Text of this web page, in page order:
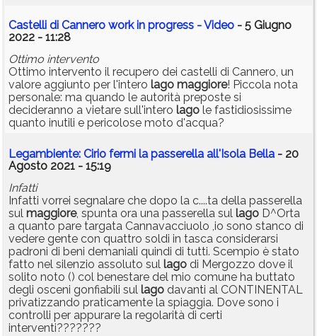
Castelli di Cannero work in progress - Video - 5 Giugno
2022 - 11:28
Ottimo intervento
Ottimo intervento il recupero dei castelli di Cannero, un
valore aggiunto per l'intero lago maggiore! Piccola nota
personale: ma quando le autorità preposte si
decideranno a vietare sull'intero lago le fastidiosissime
quanto inutili e pericolose moto d'acqua?
Legambiente: Cirio fermi la passerella all'Isola Bella - 20
Agosto 2021 - 15:19
Infatti
Infatti vorrei segnalare che dopo la c....ta della passerella
sul maggiore, spunta ora una passerella sul lago D^Orta
a quanto pare targata Cannavacciuolo ,io sono stanco di
vedere gente con quattro soldi in tasca considerarsi
padroni di beni demaniali quindi di tutti. Scempio è stato
fatto nel silenzio assoluto sul lago di Mergozzo dove il
solito noto () col benestare del mio comune ha buttato
degli osceni gonfiabili sul lago davanti al CONTINENTAL
privatizzando praticamente la spiaggia. Dove sono i
controlli per appurare la regolarità di certi
interventi???????